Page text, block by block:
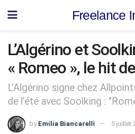
Freelance
L’Algérino et
« Romeo », le hit
L’Algérino signe chez
de l’été avec Soolking :
by Emilia Biancarelli 5 juillet